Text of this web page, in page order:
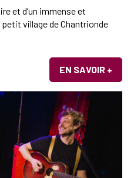
et d’un immense et
village de Chantrionde
EN SAVOIR +